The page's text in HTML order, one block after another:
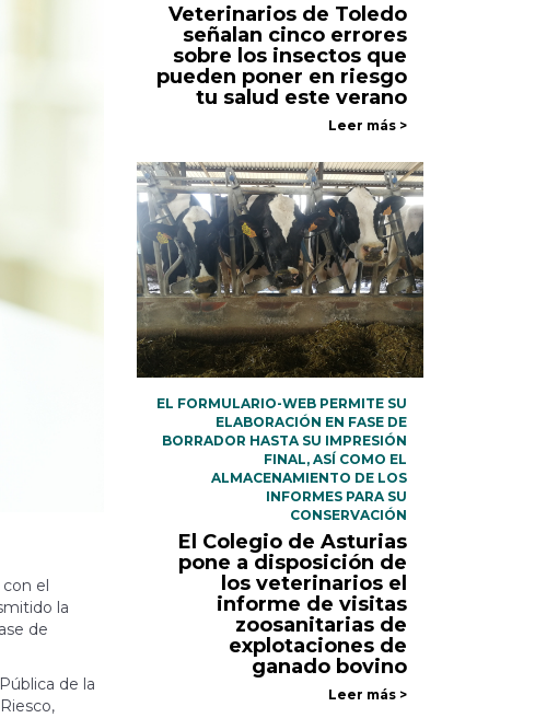
el
la
de
de la
Veterinarios de Toledo
señalan cinco errores
sobre los insectos que
pueden poner en riesgo
tu salud este verano
Leer más >
EL FORMULARIO-WEB PERMITE SU
ELABORACIÓN EN FASE DE
BORRADOR HASTA SU IMPRESIÓN
FINAL, ASÍ COMO EL
ALMACENAMIENTO DE LOS
INFORMES PARA SU
CONSERVACIÓN
El Colegio de Asturias
pone a disposición de
los veterinarios el
informe de visitas
zoosanitarias de
explotaciones de
ganado bovino
Leer más >